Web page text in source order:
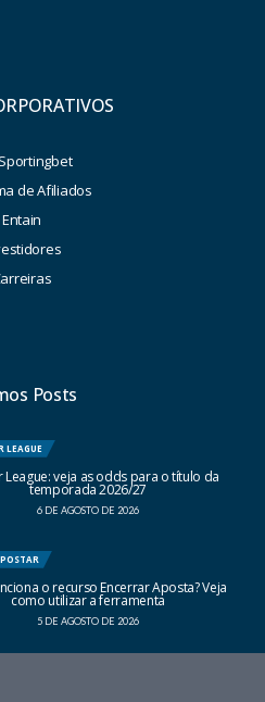
de Afiliados
Entain
Posts
LEAGUE
League: veja as odds para o título da
temporada 2026/27
6 DE AGOSTO DE 2026
o recurso Encerrar Aposta? Veja
como utilizar a ferramenta
5 DE AGOSTO DE 2026